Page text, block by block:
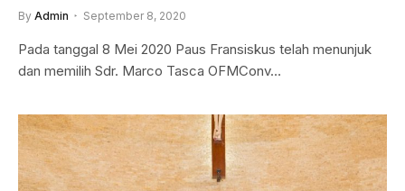
By Admin September 8, 2020
Pada tanggal 8 Mei 2020 Paus Fransiskus telah menunjuk
dan memilih Sdr. Marco Tasca OFMConv…